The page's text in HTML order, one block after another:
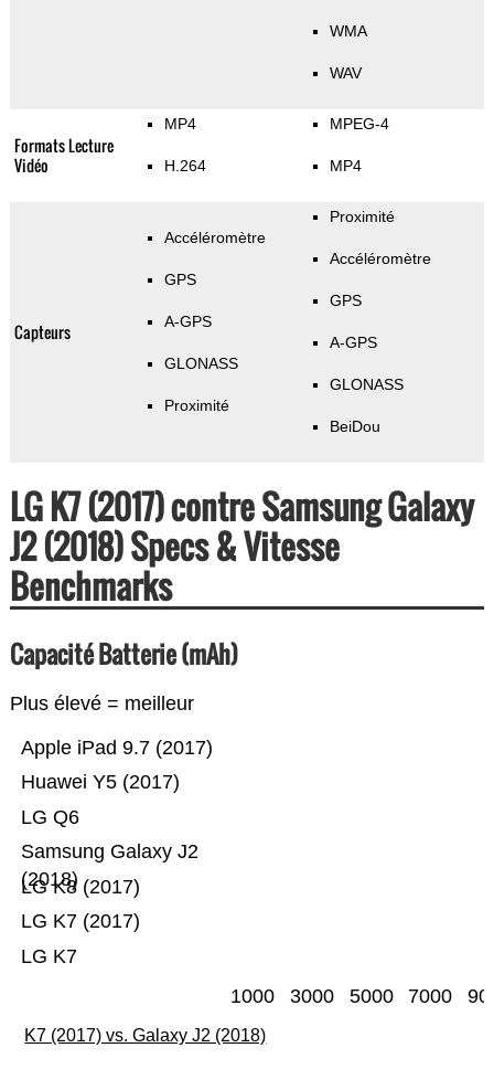
WMA
WAV
Formats Lecture
Vidéo
MP4
H.264
MPEG-4
MP4
Capteurs
Accéléromètre
GPS
A-GPS
GLONASS
Proximité
Proximité
Accéléromètre
GPS
A-GPS
GLONASS
BeiDou
LG K7 (2017) contre Samsung Galaxy
J2 (2018) Specs & Vitesse
Benchmarks
Capacité Batterie (mAh)
Plus élevé = meilleur
LG K7
LG K7 (2017)
LG K8 (2017)
Samsung Galaxy J2
(2018)
LG Q6
Huawei Y5 (2017)
Apple iPad 9.7 (2017)
1000 3000 5000 7000
K7 (2017) vs. Galaxy J2 (2018)